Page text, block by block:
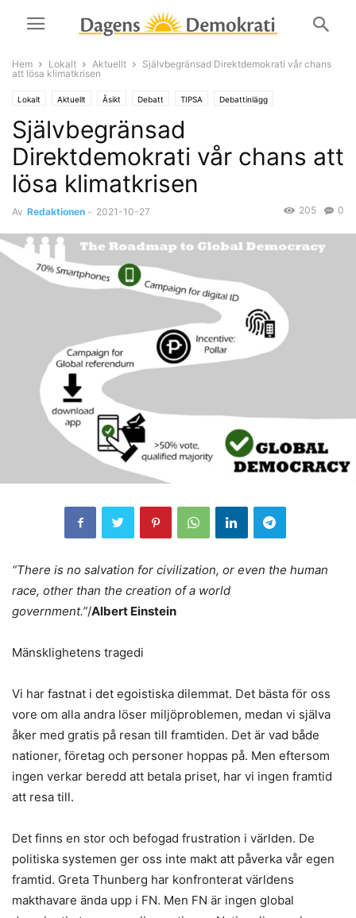
Hem Lokalt Aktuellt
Självbegränsad Direktdemokrati vår chans
att lösa klimatkrisen
Lokalt Aktuellt Åsikt Debatt TIPSA Debattinlägg
Självbegränsad
Direktdemokrati vår chans att
lösa klimatkrisen
Av Redaktionen - 2021-10-27 0
205
“There is no salvation for civilization, or even the human
race, other than the creation of a world
government.”/Albert Einstein
Mänsklighetens tragedi
Vi har fastnat i det egoistiska dilemmat. Det bästa för oss
vore om alla andra löser miljöproblemen, medan vi själva
åker med gratis på resan till framtiden. Det är vad både
nationer, företag och personer hoppas på. Men eftersom
ingen verkar beredd att betala priset, har vi ingen framtid
att resa till.
Det finns en stor och befogad frustration i världen. De
politiska systemen ger oss inte makt att påverka vår egen
framtid. Greta Thunberg har konfronterat världens
makthavare ända upp i FN. Men FN är ingen global